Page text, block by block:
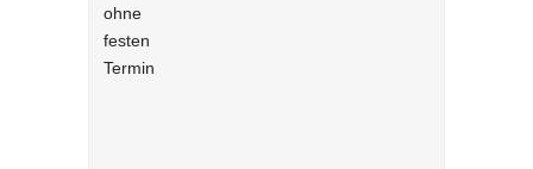
ohne
festen
Termin